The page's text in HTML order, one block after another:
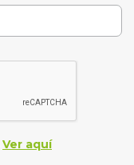
Ver aquí